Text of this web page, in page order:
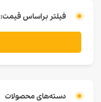
فیلتر براساس قیمت:
دسته‌های محصولات